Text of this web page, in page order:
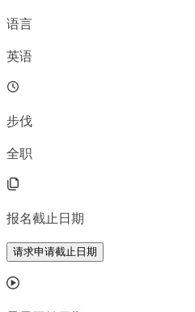
语言
英语
步伐
全职
报名截止日期
请求申请截止日期